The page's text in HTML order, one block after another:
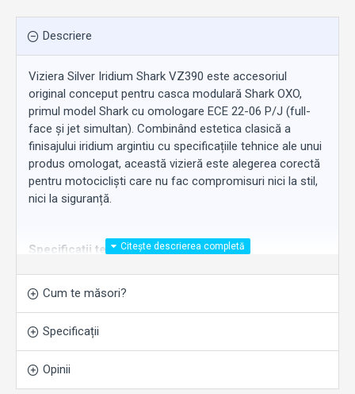
Descriere
Viziera Silver Iridium Shark VZ390 este accesoriul
original conceput pentru casca modulară Shark OXO,
primul model Shark cu omologare ECE 22-06 P/J (full-
face și jet simultan). Combinând estetica clasică a
finisajului iridium argintiu cu specificațiile tehnice ale unui
produs omologat, această vizieră este alegerea corectă
pentru motocicliști care nu fac compromisuri nici la stil,
nici la siguranță.
Specificații tehnice:
Cod vizieră:VZ390
Omologare:ECE 22-06
Clasă optică:Câmp vizual panoramic, grosime
variabilă
Pinlock Ready:
Cum te măsori?
Specificații
Opinii